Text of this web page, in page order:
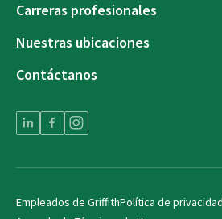
Carreras profesionales
Nuestras ubicaciones
Contáctanos
Empleados de GriffithPolítica de